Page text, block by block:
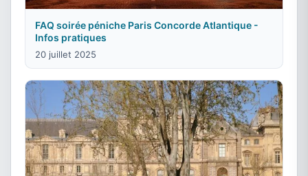
FAQ soirée péniche Paris Concorde Atlantique -
Infos pratiques
20 juillet 2025